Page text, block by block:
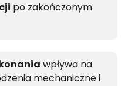
po zakończonym
wpływa na
mechaniczne i